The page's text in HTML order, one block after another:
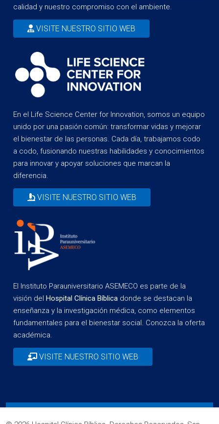
calidad y nuestro compromiso con el ambiente.
VISITE NUESTRO SITIO WEB
En el Life Science Center for Innovation, somos un equipo
unido por una pasión común: transformar vidas y mejorar
el bienestar de las personas. Cada día, trabajamos codo
a codo, fusionando nuestras habilidades y conocimientos
para innovar y apoyar soluciones que marcan la
diferencia.
VISITE NUESTRO SITIO WEB
El Instituto Parauniversitario ASEMECO es parte de la
visión del Hospital Clínica Bíblica donde se destacan la
enseñanza y la investigación médica, como elementos
fundamentales para el bienestar social. Conozca la oferta
académica.
VISITE NUESTRO SITIO WEB